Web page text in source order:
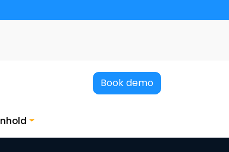
Book demo